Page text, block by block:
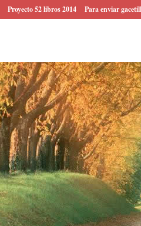
Proyecto 52 libros 2014 Para enviar